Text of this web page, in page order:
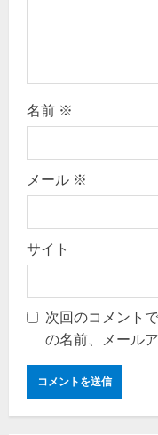
名前 ※
メール ※
サイト
次回のコメント
の名前、メール